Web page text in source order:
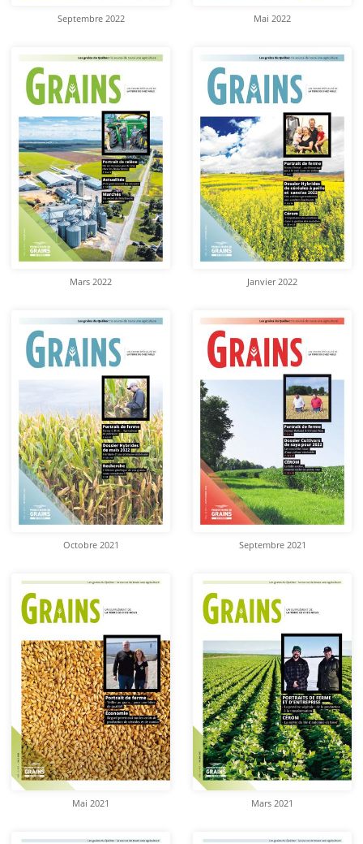
Septembre 2022 Mai 2022
Mars 2022 Janvier 2022
Octobre 2021 Septembre 2021
Mai 2021 Mars 2021